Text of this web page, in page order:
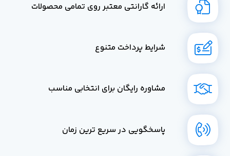
ارائه گارانتی معتبر روی تمامی محصولات
شرایط پرداخت متنوع
مشاوره رایگان برای انتخابی مناسب
پاسخگویی در سریع ترین زمان